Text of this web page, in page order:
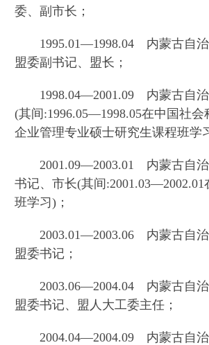
委、副市长；
1995.01—1998.04 内蒙古自治
盟委副书记、盟长；
1998.04—2001.09 内蒙古自治
(其间:1996.05—1998.05在中国社
企业管理专业硕士研究生课程班学
2001.09—2003.01 内蒙古自治
书记、市长(其间
班学习)；
2003.01—2003.06 内蒙古自治
盟委书记；
2003.06—2004.04 内蒙古自治
盟委书记、盟人大工委主任；
2004.04—2004.09 内蒙古自治